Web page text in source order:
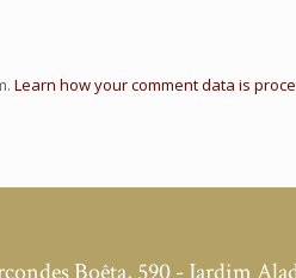
Learn how your comment data is